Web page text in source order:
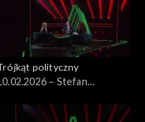
polityczny
– Stefan